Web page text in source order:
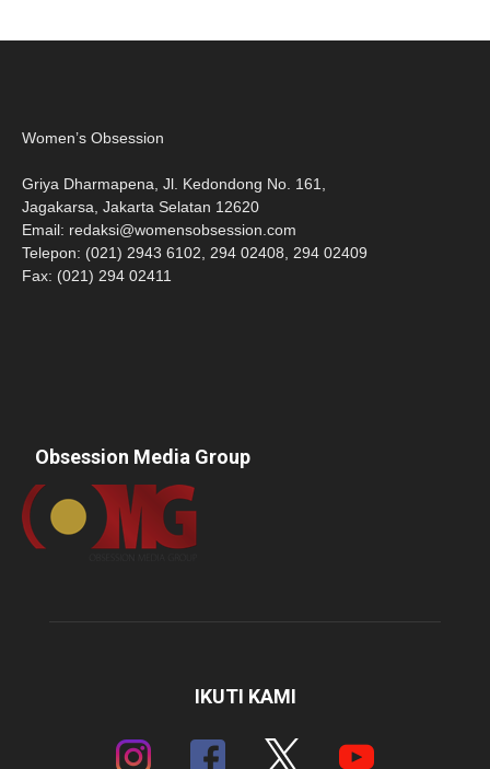
Women’s Obsession
Griya Dharmapena, Jl. Kedondong No. 161,
Jagakarsa, Jakarta Selatan 12620
Email: redaksi@womensobsession.com
Telepon: (021) 2943 6102, 294 02408, 294 02409
Fax: (021) 294 02411
Obsession Media Group
IKUTI KAMI